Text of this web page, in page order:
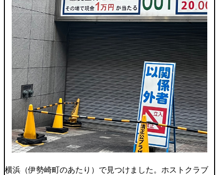
横浜（伊勢崎町のあたり）で見つけました。ホストクラブ